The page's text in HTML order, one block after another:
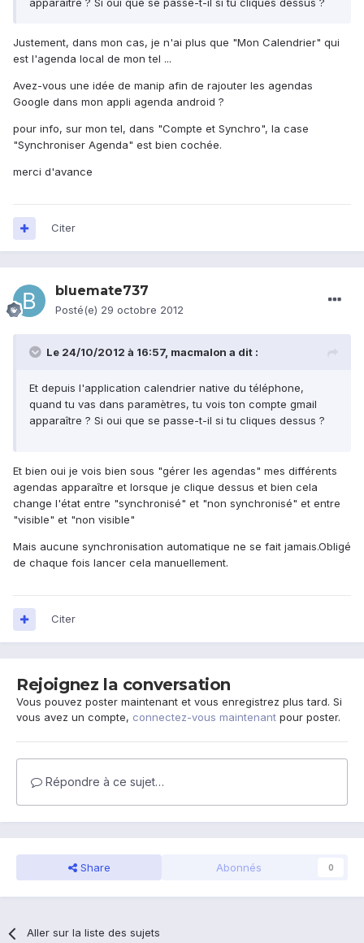
apparaître ? Si oui que se passe-t-il si tu cliques dessus ?
Justement, dans mon cas, je n'ai plus que "Mon Calendrier" qui
est l'agenda local de mon tel ...
Avez-vous une idée de manip afin de rajouter les agendas
Google dans mon appli agenda android ?
pour info, sur mon tel, dans "Compte et Synchro", la case
"Synchroniser Agenda" est bien cochée.
merci d'avance
Citer
bluemate737
Posté(e) 29 octobre 2012
Le 24/10/2012 à 16:57, macmalon a dit :
Et depuis l'application calendrier native du téléphone,
quand tu vas dans paramètres, tu vois ton compte gmail
apparaître ? Si oui que se passe-t-il si tu cliques dessus ?
Et bien oui je vois bien sous "gérer les agendas" mes différents
agendas apparaître et lorsque je clique dessus et bien cela
change l'état entre "synchronisé" et "non synchronisé" et entre
"visible" et "non visible"
Mais aucune synchronisation automatique ne se fait jamais.Obligé
de chaque fois lancer cela manuellement.
Citer
Rejoignez la conversation
Vous pouvez poster maintenant et vous enregistrez plus tard. Si
vous avez un compte, connectez-vous maintenant pour poster.
Répondre à ce sujet…
Share Abonnés 0
Aller sur la liste des sujets